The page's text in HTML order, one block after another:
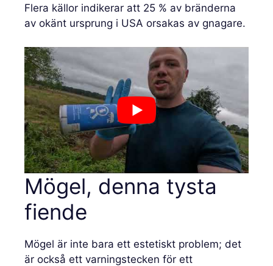
Flera källor indikerar att 25 % av bränderna
av okänt ursprung i USA orsakas av gnagare.
Mögel, denna tysta
fiende
Mögel är inte bara ett estetiskt problem; det
är också ett varningstecken för ett